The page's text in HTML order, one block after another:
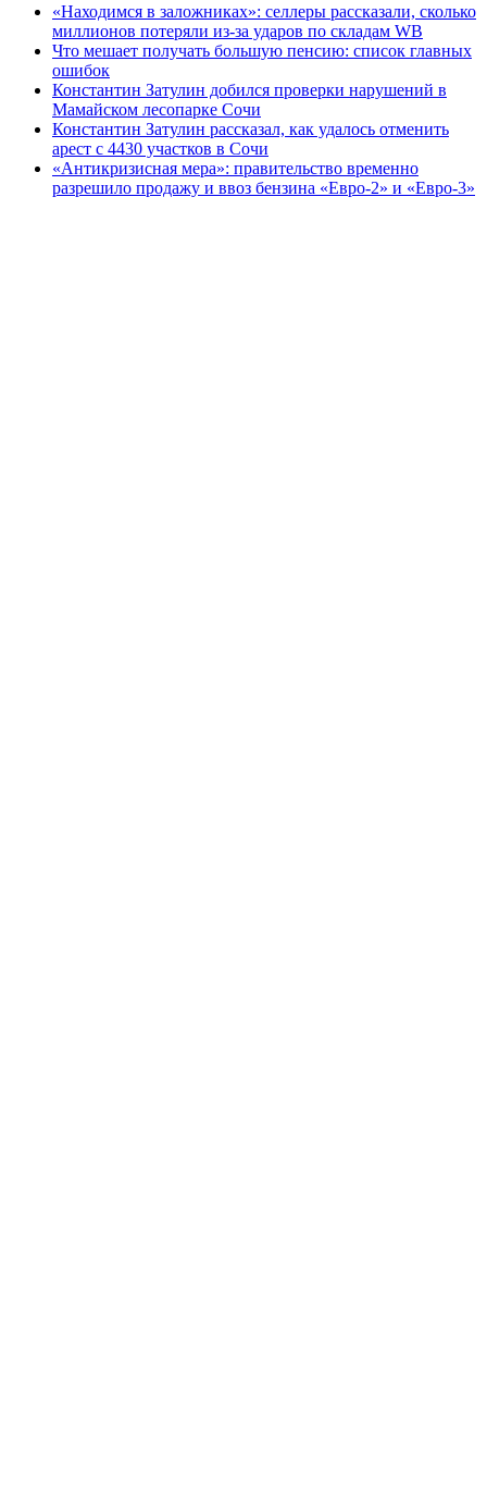
«Находимся в заложниках»: селлеры рассказали, сколько
миллионов потеряли из-за ударов по складам WB
Что мешает получать большую пенсию: список главных
ошибок
Константин Затулин добился проверки нарушений в
Мамайском лесопарке Сочи
Константин Затулин рассказал, как удалось отменить
арест с 4430 участков в Сочи
«Антикризисная мера»: правительство временно
разрешило продажу и ввоз бензина «Евро-2» и «Евро-3»